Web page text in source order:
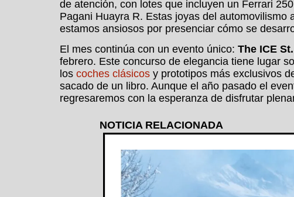
de atención, con lotes que incluyen un Ferrari
Pagani Huayra R. Estas joyas del
estamos ansiosos por presenciar cómo se
El mes continúa con un evento único: The ICE
febrero. Este concurso de elegancia tiene lugar
los coches clásicos y prototipos más exclusivos
sacado de un libro. Aunque el año pasado el
regresaremos con la esperanza de disfrutar
NOTICIA RELACIONADA